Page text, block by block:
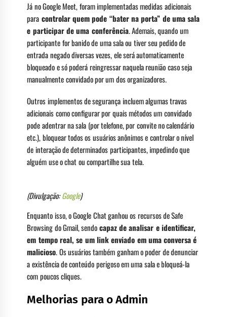
Já no Google Meet, foram implementadas medidas adicionais
para controlar quem pode “bater na porta” de uma sala
e participar de uma conferência. Ademais, quando um
participante for banido de uma sala ou tiver seu pedido de
entrada negado diversas vezes, ele será automaticamente
bloqueado e só poderá reingressar naquela reunião caso seja
manualmente convidado por um dos organizadores.
Outros implementos de segurança incluem algumas travas
adicionais como configurar por quais métodos um convidado
pode adentrar na sala (por telefone, por convite no calendário
etc.), bloquear todos os usuários anônimos e controlar o nível
de interação de determinados participantes, impedindo que
alguém use o chat ou compartilhe sua tela.
(Divulgação:Google)
Enquanto isso, o Google Chat ganhou os recursos de Safe
Browsing do Gmail, sendocapaz de analisar e identificar,
em tempo real, se um link enviado em uma conversa é
malicioso. Os usuários também ganham o poder de denunciar
a existência de conteúdo perigoso em uma sala e bloqueá-la
com poucos cliques.
Melhorias para o Admin